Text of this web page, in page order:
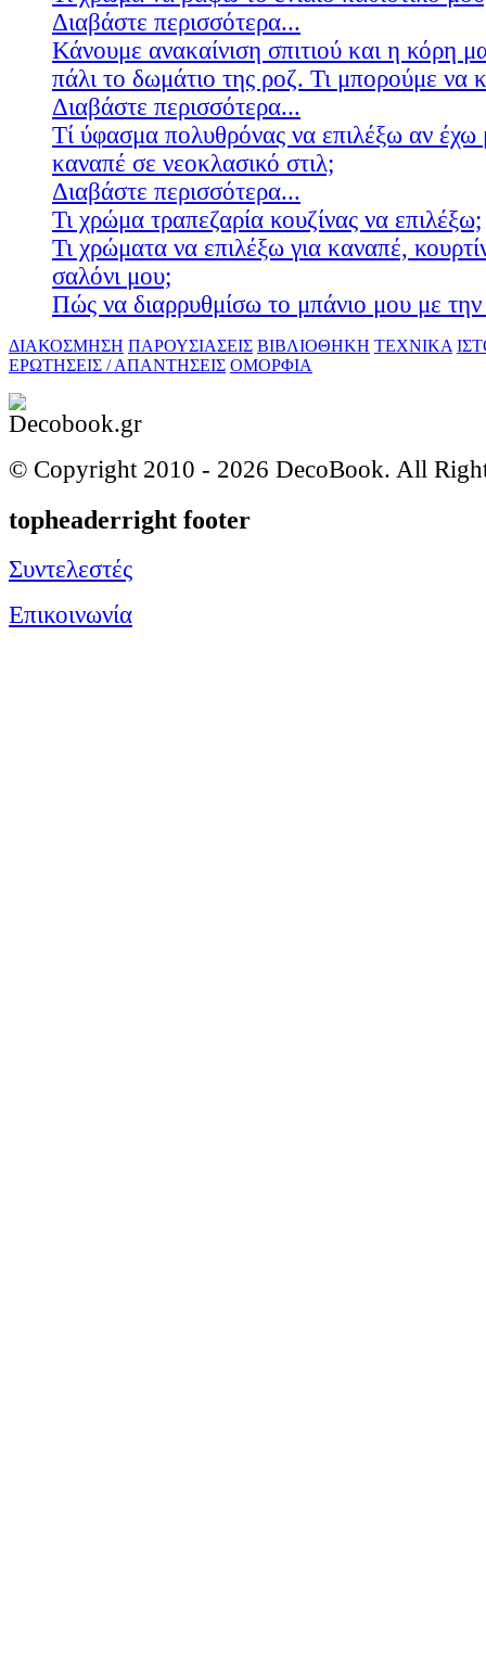
Διαβάστε περισσότερα...
Κάνουμε ανακαίνιση σπιτιού και η κόρη
πάλι το δωμάτιο της ροζ. Τι μπορούμε να
Διαβάστε περισσότερα...
Τί ύφασμα πολυθρόνας να επιλέξω αν έχω
καναπέ σε νεοκλασικό στιλ;
Διαβάστε περισσότερα...
Τι χρώμα τραπεζαρία κουζίνας να επιλέξω;
Τι χρώματα να επιλέξω για καναπέ,
σαλόνι μου;
Πώς να διαρρυθμίσω το μπάνιο μου με την
ΔΙΑΚΟΣΜΗΣΗ ΠΑΡΟΥΣΙΑΣΕΙΣ ΒΙΒΛΙΟΘΗΚΗ ΤΕΧΝΙΚΑ
ΕΡΩΤΗΣΕΙΣ / ΑΠΑΝΤΗΣΕΙΣ ΟΜΟΡΦΙΑ
© Copyright 2010 - 2026 DecoBook. All
topheaderright footer
Συντελεστές
Επικοινωνία